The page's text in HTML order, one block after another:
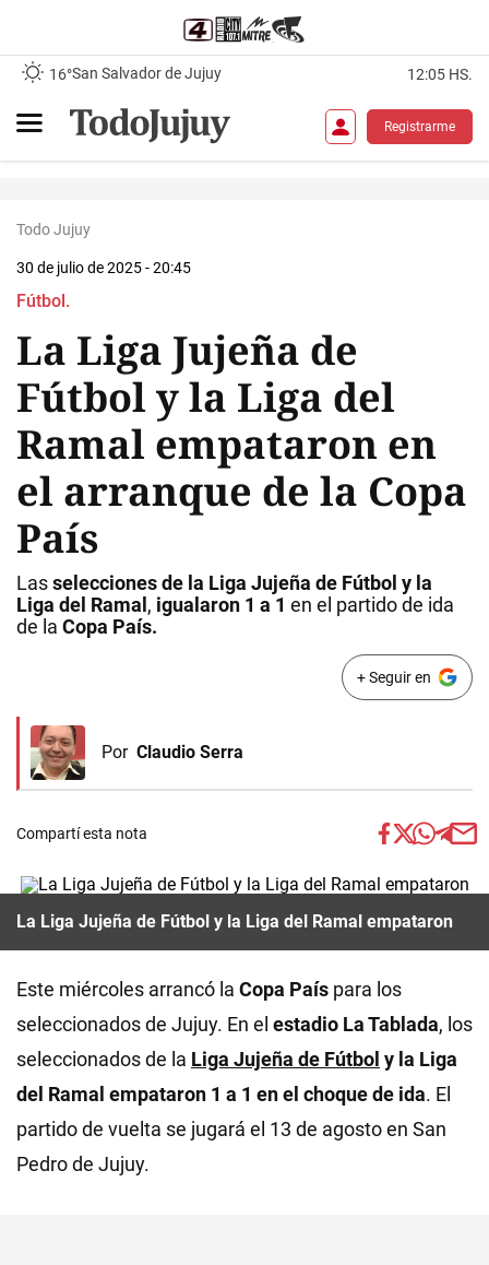
16°San Salvador de Jujuy 12:05 HS.
Registrarme
Todo Jujuy
30 de julio de 2025 - 20:45
Fútbol.
La Liga Jujeña de
Fútbol y la Liga del
Ramal empataron en
el arranque de la Copa
País
Lasselecciones de la Liga Jujeña de Fútbol y la
Liga del Ramal , igualaron 1 a 1 en el partido de ida
de la Copa País.
+ Seguir en
Por Claudio Serra
Compartí esta nota
La Liga Jujeña de Fútbol y la Liga del Ramal empataron
Este miércoles arrancó la Copa País para los
seleccionados de Jujuy. En el estadio La Tablada, los
seleccionados de la Liga Jujeña de Fútbol y la Liga
del Ramal empataron 1 a 1 en el choque de ida. El
partido de vuelta se jugará el 13 de agosto en San
Pedro de Jujuy.